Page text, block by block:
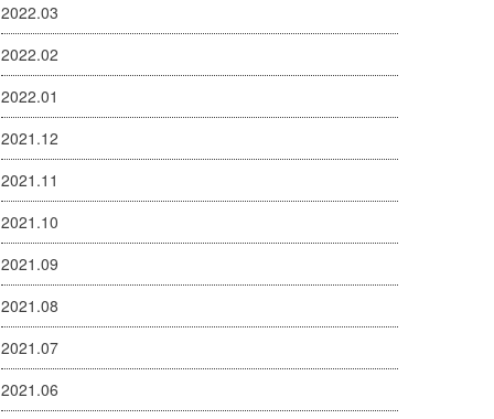
2022.03
2022.02
2022.01
2021.12
2021.11
2021.10
2021.09
2021.08
2021.07
2021.06